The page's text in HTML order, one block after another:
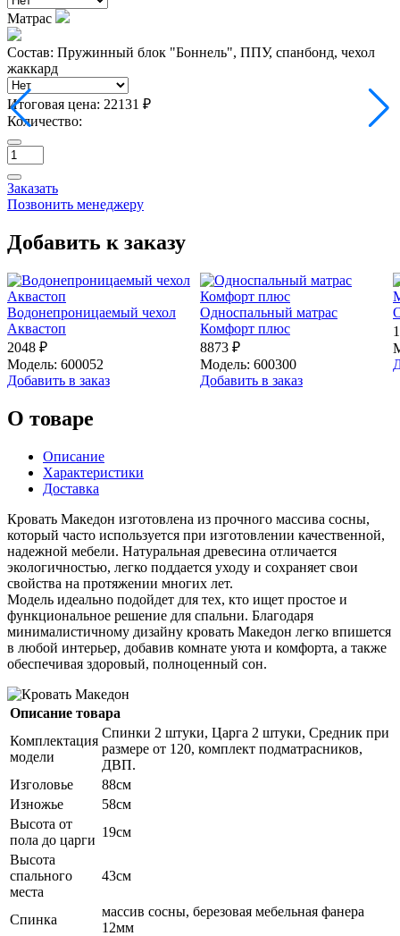
Матрас
Состав: Пружинный блок "Боннель", ППУ, спанбонд, чехол
жаккард
Итоговая цена: 22131 ₽
Количество:
Заказать
Позвонить менеджеру
Добавить к заказу
Водонепроницаемый чехол
Аквастоп
2048 ₽
Модель: 600052
Добавить в заказ
Односпальный матрас
Комфорт плюс
8873 ₽
Модель: 600300
Добавить в заказ
О товаре
Описание
Характеристики
Доставка
Кровать Македон изготовлена из прочного массива сосны,
который часто используется при изготовлении качественной,
надежной мебели. Натуральная древесина отличается
экологичностью, легко поддается уходу и сохраняет свои
свойства на протяжении многих лет.
Модель идеально подойдет для тех, кто ищет простое и
функциональное решение для спальни. Благодаря
минималистичному дизайну кровать Македон легко впишется
в любой интерьер, добавив комнате уюта и комфорта, а также
обеспечивая здоровый, полноценный сон.
Описание товара
Комплектация
модели
Спинки 2 штуки, Царга 2 штуки, Средник при
размере от 120, комплект подматрасников,
ДВП.
Изголовье
88см
Изножье
58см
Высота от
пола до царги
19см
Высота
спального
места
43см
Спинка
массив сосны, березовая мебельная фанера
12мм